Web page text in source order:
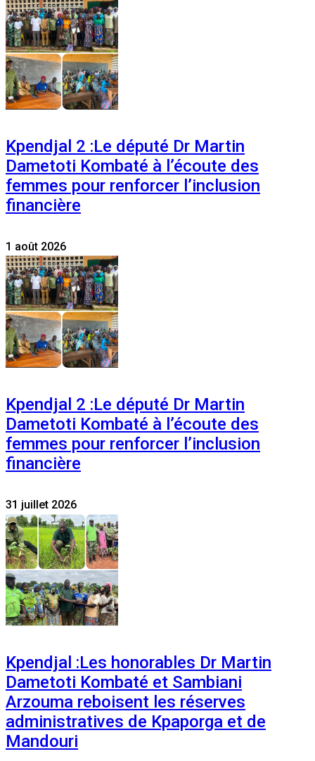
Kpendjal 2 :Le député Dr Martin
Dametoti Kombaté à l’écoute des
femmes pour renforcer l’inclusion
financière
1 août 2026
Kpendjal 2 :Le député Dr Martin
Dametoti Kombaté à l’écoute des
femmes pour renforcer l’inclusion
financière
31 juillet 2026
Kpendjal :Les honorables Dr Martin
Dametoti Kombaté et Sambiani
Arzouma reboisent les réserves
administratives de Kpaporga et de
Mandouri